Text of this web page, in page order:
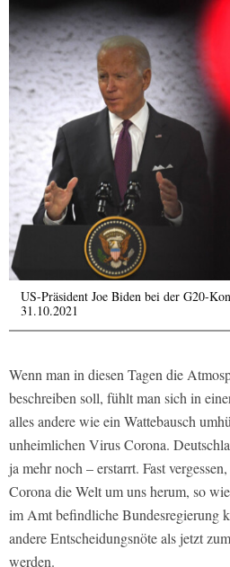
US-Präsident Joe Biden bei der G20-
31.10.2021
Wenn man in diesen Tagen die
beschreiben soll, fühlt man sich in
alles andere wie ein Wattebausch
unheimlichen Virus Corona.
ja mehr noch – erstarrt. Fast
Corona die Welt um uns herum, so
im Amt befindliche Bundesregierung
andere Entscheidungsnöte als jetzt
werden.